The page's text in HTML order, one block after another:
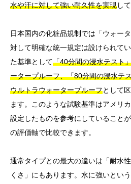
水や汗に対して強い耐久性を実現し
日本国内の化粧品規制では「ウォー
対して明確な統一規定は設けられて
た基準として「40分間の浸水テスト
ータープルーフ、「80分間の浸水テ
ウルトラウォータープルーフとして
ます。このような試験基準はアメリ
設定したものを参考にしていること
の評価軸で比較できます。
通常タイプとの最大の違いは「耐水
くさ」にもあります。水に強いという